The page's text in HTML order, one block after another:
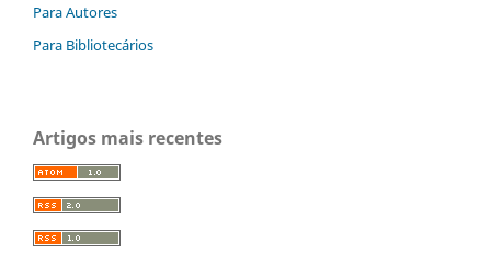
Para Autores
Para Bibliotecários
Artigos mais recentes